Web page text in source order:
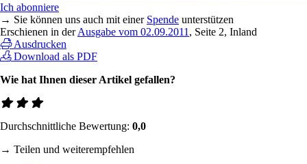
Ich abonniere
→ Sie können uns auch mit einer Spende unterstützen
Erschienen in derAusgabe vom 02.09.2011 , Seite 2, Inland
Ausdrucken
Download als PDF
Wie hat Ihnen dieser Artikel gefallen?
Durchschnittliche Bewertung: 0,0
→ Teilen und weiterempfehlen